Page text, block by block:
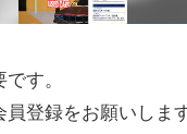
す。
員登録をお願いしま